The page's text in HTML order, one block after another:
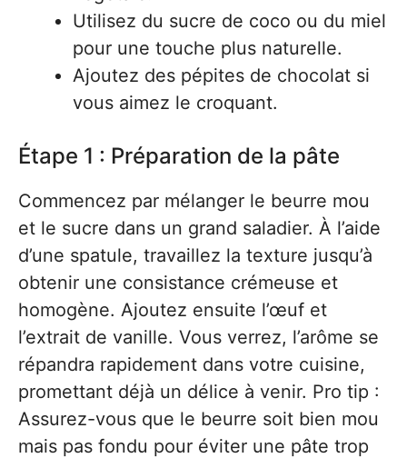
Utilisez du sucre de coco ou du miel
pour une touche plus naturelle.
Ajoutez des pépites de chocolat si
vous aimez le croquant.
Étape 1 : Préparation de la pâte
Commencez par mélanger le beurre mou
et le sucre dans un grand saladier. À l’aide
d’une spatule, travaillez la texture jusqu’à
obtenir une consistance crémeuse et
homogène. Ajoutez ensuite l’œuf et
l’extrait de vanille. Vous verrez, l’arôme se
répandra rapidement dans votre cuisine,
promettant déjà un délice à venir. Pro tip :
Assurez-vous que le beurre soit bien mou
mais pas fondu pour éviter une pâte trop